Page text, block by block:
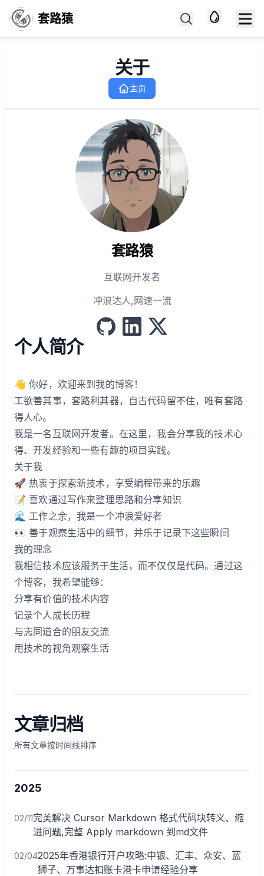
套路猿
关于
主页
套路猿
互联网开发者
冲浪达人,网速一流
github linkedin
x
个人简介
👋 你好，欢迎来到我的博客！
工欲善其事，套路利其器，自古代码留不住，唯有套路
得人心。
我是一名互联网开发者。在这里，我会分享我的技术心
得、开发经验和一些有趣的项目实践。
关于我
🚀 热衷于探索新技术，享受编程带来的乐趣
📝 喜欢通过写作来整理思路和分享知识
🌊 工作之余，我是一个冲浪爱好者
👀 善于观察生活中的细节，并乐于记录下这些瞬间
我的理念
我相信技术应该服务于生活，而不仅仅是代码。通过这
个博客，我希望能够：
分享有价值的技术内容
记录个人成长历程
与志同道合的朋友交流
用技术的视角观察生活
文章归档
所有文章按时间线排序
2025
02/11完美解决 Cursor Markdown 格式代码块转义、缩
进问题,完整 Apply markdown 到md文件
02/042025年香港银行开户攻略:中银、汇丰、众安、蓝
狮子、万事达扣账卡港卡申请经验分享